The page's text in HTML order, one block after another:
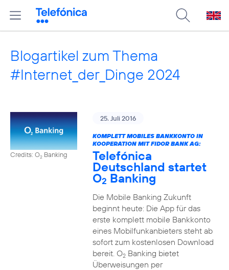
Blogartikel zum Thema
#Internet_der_Dinge 2024
Credits: O2 Banking
25. Juli 2016
KOMPLETT MOBILES BANKKONTO IN
KOOPERATION MIT FIDOR BANK AG:
Telefónica
Deutschland startet
O2 Banking
Die Mobile Banking Zukunft
beginnt heute: Die App für das
erste komplett mobile Bankkonto
eines Mobilfunkanbieters steht ab
sofort zum kostenlosen Download
bereit. O2Banking bietet
Überweisungen per